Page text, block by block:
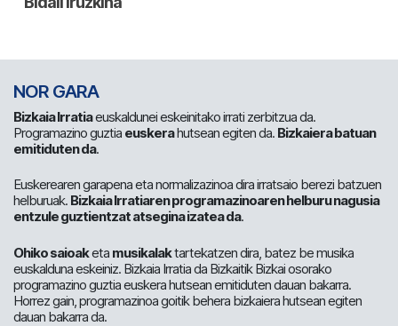
NOR GARA
Bizkaia Irratiaeuskaldunei eskeinitako irrati zerbitzua da.
Programazino guztia euskerahutsean egiten da. Bizkaiera batuan
emitiduten da.
Euskerearen garapena eta normalizazinoa dira irratsaio berezi batzuen
helburuak. Bizkaia Irratiaren programazinoaren helburu nagusia
entzule guztientzat atsegina izatea da.
Ohiko saioaketa musikalaktartekatzen dira, batez be musika
euskalduna eskeiniz. Bizkaia Irratia da Bizkaitik Bizkai osorako
programazino guztia euskera hutsean emitiduten dauan bakarra.
Horrez gain, programazinoa goitik behera bizkaiera hutsean egiten
dauan bakarra da.